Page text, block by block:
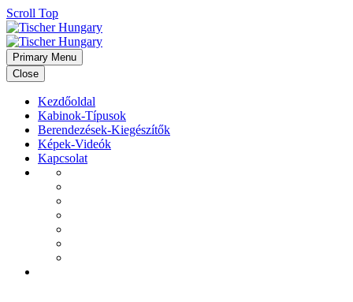
Scroll Top
Primary Menu
Close
Kezdőoldal
Kabinok-Típusok
Berendezések-Kiegészítők
Képek-Videók
Kapcsolat